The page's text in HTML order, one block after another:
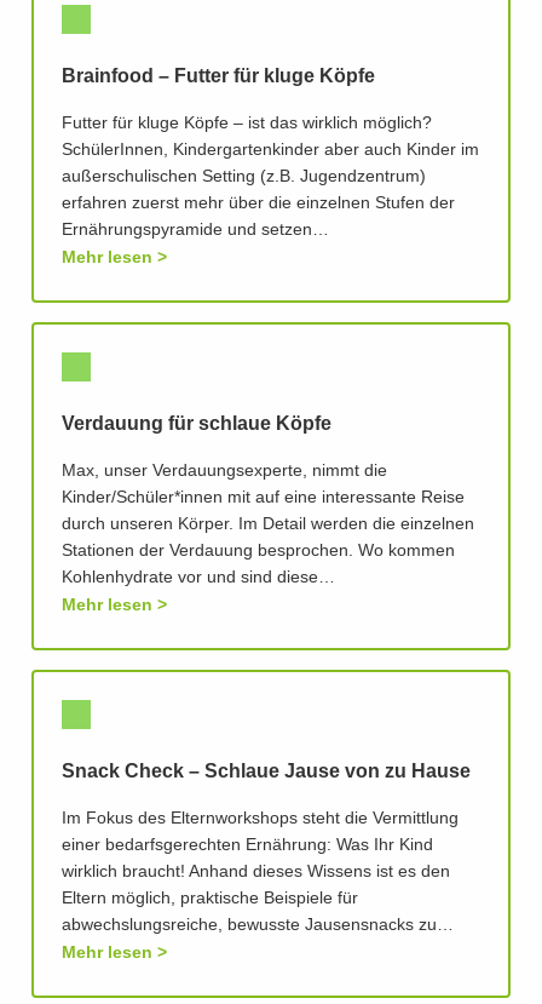
Brainfood – Futter für kluge Köpfe
Futter für kluge Köpfe – ist das wirklich möglich?
SchülerInnen, Kindergartenkinder aber auch Kinder im
außerschulischen Setting (z.B. Jugendzentrum)
erfahren zuerst mehr über die einzelnen Stufen der
Ernährungspyramide und setzen…
Mehr lesen
Verdauung für schlaue Köpfe
Max, unser Verdauungsexperte, nimmt die
Kinder/Schüler*innen mit auf eine interessante Reise
durch unseren Körper. Im Detail werden die einzelnen
Stationen der Verdauung besprochen. Wo kommen
Kohlenhydrate vor und sind diese…
Mehr lesen
Snack Check – Schlaue Jause von zu Hause
Im Fokus des Elternworkshops steht die Vermittlung
einer bedarfsgerechten Ernährung: Was Ihr Kind
wirklich braucht! Anhand dieses Wissens ist es den
Eltern möglich, praktische Beispiele für
abwechslungsreiche, bewusste Jausensnacks zu…
Mehr lesen